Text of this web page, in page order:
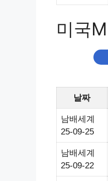
미국
날짜
남배세계
25-09-25
남배세계
25-09-22